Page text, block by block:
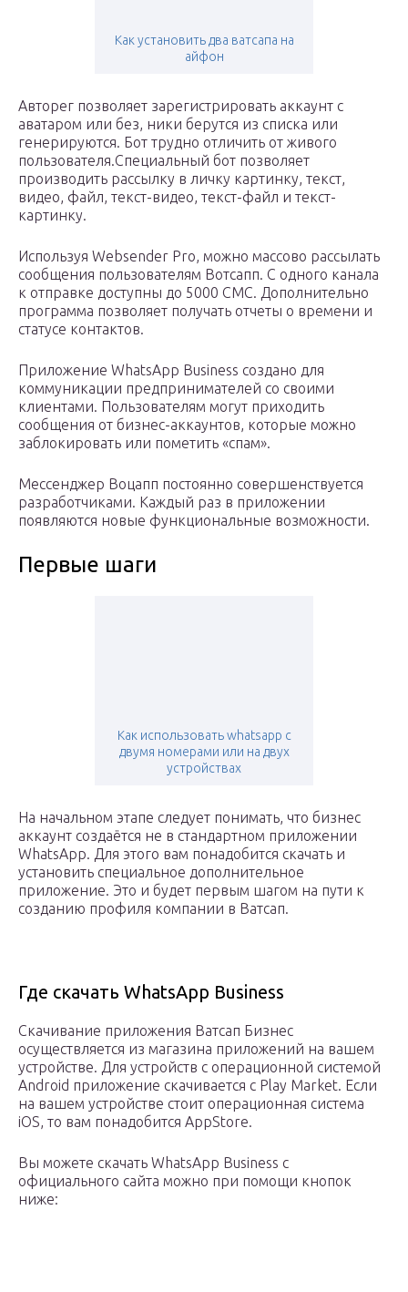
Как установить два ватсапа на
айфон
Авторег позволяет зарегистрировать аккаунт с
аватаром или без, ники берутся из списка или
генерируются. Бот трудно отличить от живого
пользователя.Специальный бот позволяет
производить рассылку в личку картинку, текст,
видео, файл, текст-видео, текст-файл и текст-
картинку.
Используя Websender Pro, можно массово рассылать
сообщения пользователям Вотсапп. С одного канала
к отправке доступны до 5000 СМС. Дополнительно
программа позволяет получать отчеты о времени и
статусе контактов.
Приложение WhatsApp Business создано для
коммуникации предпринимателей со своими
клиентами. Пользователям могут приходить
сообщения от бизнес-аккаунтов, которые можно
заблокировать или пометить «спам».
Мессенджер Воцапп постоянно совершенствуется
разработчиками. Каждый раз в приложении
появляются новые функциональные возможности.
Первые шаги
Как использовать whatsapp с
двумя номерами или на двух
устройствах
На начальном этапе следует понимать, что бизнес
аккаунт создаётся не в стандартном приложении
WhatsApp. Для этого вам понадобится скачать и
установить специальное дополнительное
приложение. Это и будет первым шагом на пути к
созданию профиля компании в Ватсап.
Где скачать WhatsApp Business
Скачивание приложения Ватсап Бизнес
осуществляется из магазина приложений на вашем
устройстве. Для устройств с операционной системой
Android приложение скачивается с Play Market. Если
на вашем устройстве стоит операционная система
iOS, то вам понадобится AppStore.
Вы можете скачать WhatsApp Business с
официального сайта можно при помощи кнопок
ниже: